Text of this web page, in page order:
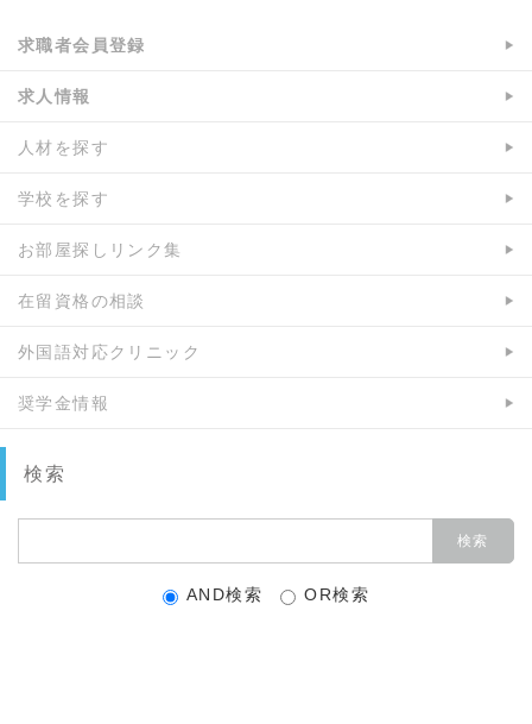
求職者会員登録
求人情報
人材を探す
学校を探す
お部屋探しリンク集
在留資格の相談
外国語対応クリニック
奨学金情報
検索
AND検索 OR検索